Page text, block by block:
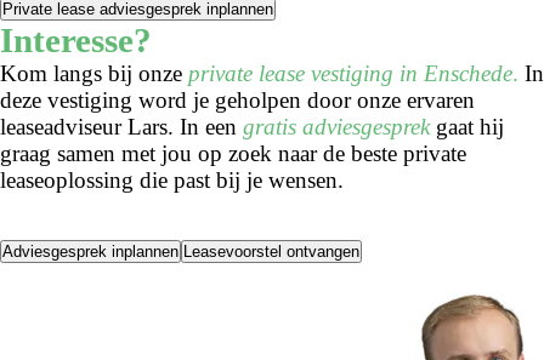
Private lease adviesgesprek inplannen
Interesse?
Kom langs bij onze private lease vestiging in Enschede. In
deze vestiging word je geholpen door onze ervaren
leaseadviseur Lars. In een gratis adviesgesprekgaat hij
graag samen met jou op zoek naar de beste private
leaseoplossing die past bij je wensen.
Adviesgesprek inplannen Leasevoorstel ontvangen